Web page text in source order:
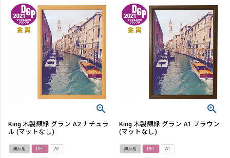
King 木製額縁 グラン A2 ナチュラ
ル (マットなし)
無反射 PET A2
King 木製額縁 グラン A1 ブラウン
(マットなし)
無反射 PET A1